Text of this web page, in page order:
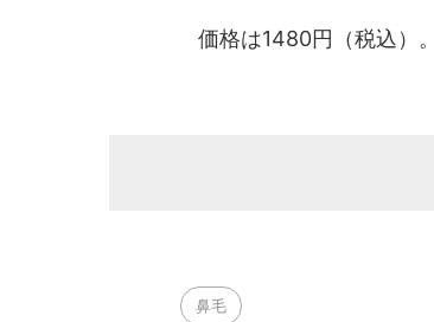
価格は1480円（税込）。
鼻毛